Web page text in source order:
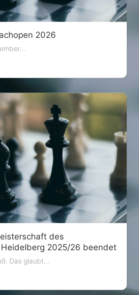
2026
des
2025/26 beendet
Das glaubt...